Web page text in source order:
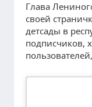
Глава
своей
детсады в
подписчиков,